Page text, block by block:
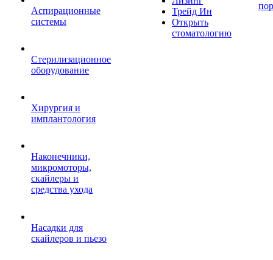
Аспирационные
системы
Стерилизационное
оборудование
Хирургия и
имплантология
Наконечники,
микромоторы,
скайлеры и
средства ухода
Насадки для
скайлеров и пьезо
Трейд Ин
Открыть
стоматологию